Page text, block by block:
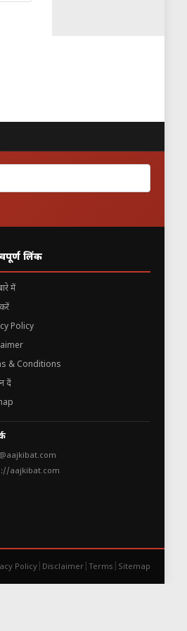
लिंक
में
Policy
& Conditions
दें
aajkibat.com
Policy Disclaimer Terms Sitemap